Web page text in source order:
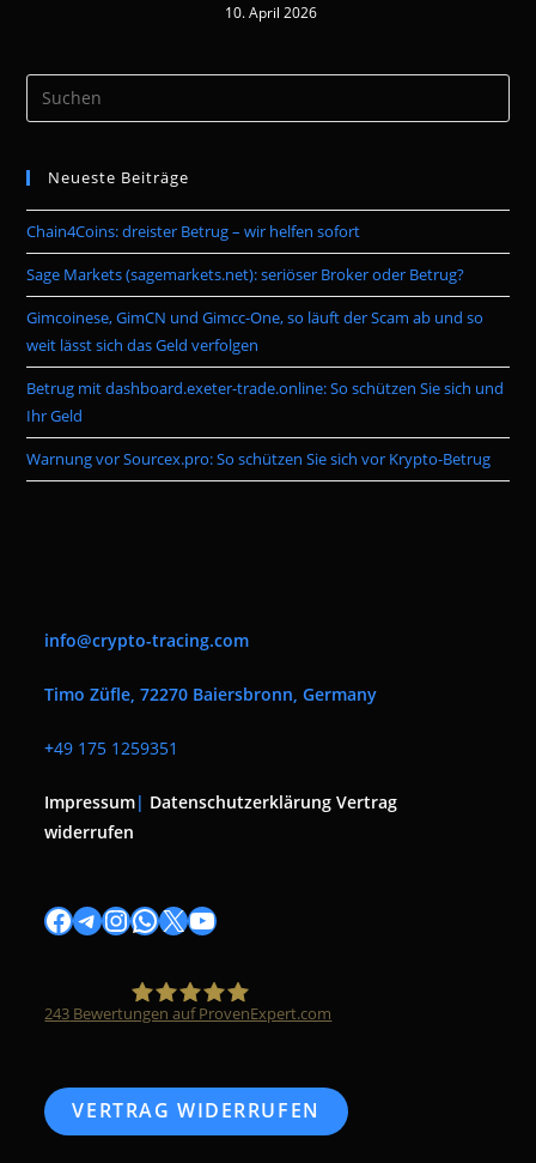
10. April 2026
the
Neueste Beiträge
Chain4Coins: dreister Betrug – wir helfen sofort
Sage Markets (sagemarkets.net): seriöser Broker oder Betrug?
Gimcoinese, GimCN und Gimcc-One, so läuft der Scam ab und so
weit lässt sich das Geld verfolgen
Betrug mit dashboard.exeter-trade.online: So schützen Sie sich und
Ihr Geld
Warnung vor Sourcex.pro: So schützen Sie sich vor Krypto-Betrug
info@crypto-tracing.com
Timo Züfle, 72270 Baiersbronn, Germany
+49 175 1259351
Impressum| Datenschutzerklärung Vertrag
widerrufen
Facebook
Telegram
Instagram
WhatsApp
X YouTube
243 Bewertungen auf ProvenExpert.com
VERTRAG WIDERRUFEN